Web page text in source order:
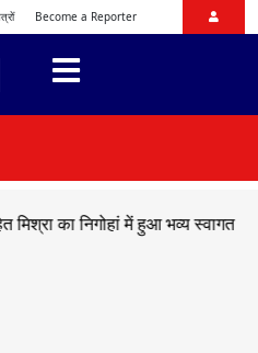
Become a Reporter
का निगोहां में हुआ भव्य स्वागत ●सड़क